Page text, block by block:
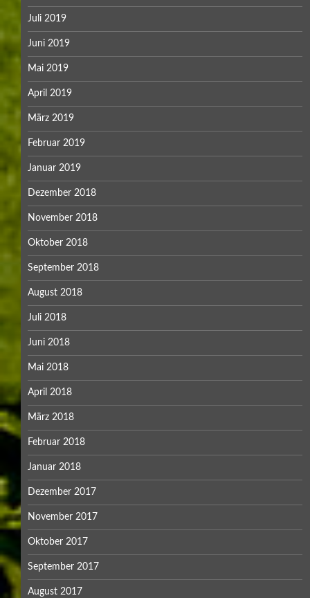
Juli 2019
Juni 2019
Mai 2019
April 2019
März 2019
Februar 2019
Januar 2019
Dezember 2018
November 2018
Oktober 2018
September 2018
August 2018
Juli 2018
Juni 2018
Mai 2018
April 2018
März 2018
Februar 2018
Januar 2018
Dezember 2017
November 2017
Oktober 2017
September 2017
August 2017